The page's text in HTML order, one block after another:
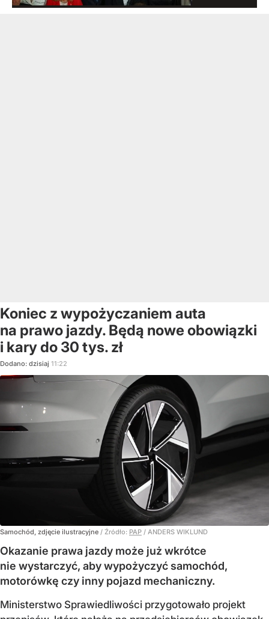
Koniec z wypożyczaniem auta
na prawo jazdy. Będą nowe obowiązki
i kary do 30 tys. zł
Dodano: dzisiaj 11:22
Samochód, zdjęcie ilustracyjne / Źródło: PAP / ANDERS WIKLUND
Okazanie prawa jazdy może już wkrótce
nie wystarczyć, aby wypożyczyć samochód,
motorówkę czy inny pojazd mechaniczny.
Ministerstwo Sprawiedliwości przygotowało projekt